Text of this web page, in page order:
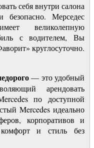
себя внутри салона
Мерседес
великолепную
с водителем, Вы
круглосуточно.
— это удобный
арендовать
по доступной
Mercedes идеально
корпоративов и
комфорт и стиль без